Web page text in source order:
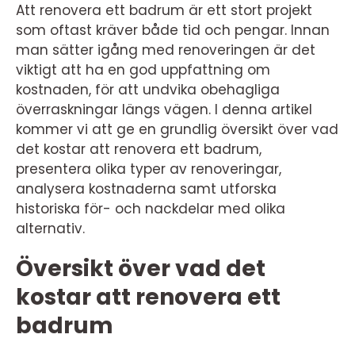
Att renovera ett badrum är ett stort projekt
som oftast kräver både tid och pengar. Innan
man sätter igång med renoveringen är det
viktigt att ha en god uppfattning om
kostnaden, för att undvika obehagliga
överraskningar längs vägen. I denna artikel
kommer vi att ge en grundlig översikt över vad
det kostar att renovera ett badrum,
presentera olika typer av renoveringar,
analysera kostnaderna samt utforska
historiska för- och nackdelar med olika
alternativ.
Översikt över vad det
kostar att renovera ett
badrum